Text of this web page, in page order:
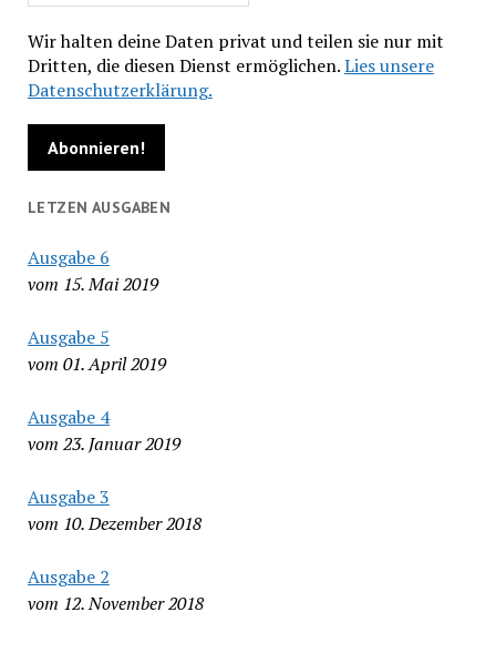
Wir halten deine Daten privat und teilen sie nur mit
Dritten, die diesen Dienst ermöglichen.Lies unsere
Datenschutzerklärung.
LETZEN AUSGABEN
Ausgabe 6
vom 15. Mai 2019
Ausgabe 5
vom 01. April 2019
Ausgabe 4
vom 23. Januar 2019
Ausgabe 3
vom 10. Dezember 2018
Ausgabe 2
vom 12. November 2018